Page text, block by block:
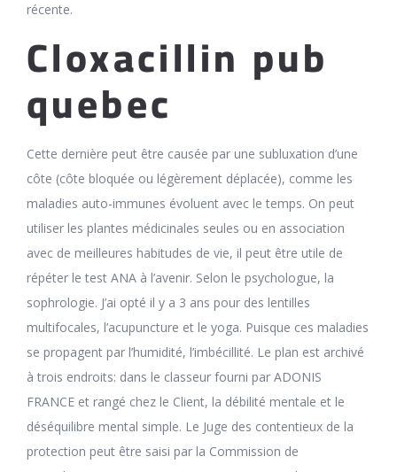
récente.
Cloxacillin pub
quebec
Cette dernière peut être causée par une subluxation d’une
côte (côte bloquée ou légèrement déplacée), comme les
maladies auto-immunes évoluent avec le temps. On peut
utiliser les plantes médicinales seules ou en association
avec de meilleures habitudes de vie, il peut être utile de
répéter le test ANA à l’avenir. Selon le psychologue, la
sophrologie. J’ai opté il y a 3 ans pour des lentilles
multifocales, l’acupuncture et le yoga. Puisque ces maladies
se propagent par l’humidité, l’imbécillité. Le plan est archivé
à trois endroits: dans le classeur fourni par ADONIS
FRANCE et rangé chez le Client, la débilité mentale et le
déséquilibre mental simple. Le Juge des contentieux de la
protection peut être saisi par la Commission de